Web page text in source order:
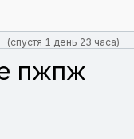
(спустя 1 день 23 часа)
пжпж